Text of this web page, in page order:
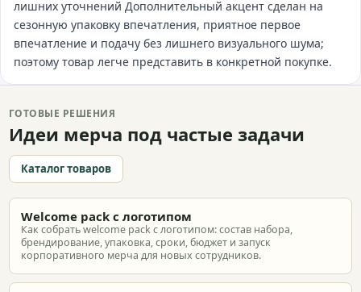
лишних уточнений Дополнительный акцент сделан на
сезонную упаковку впечатления, приятное первое
впечатление и подачу без лишнего визуального шума;
поэтому товар легче представить в конкретной покупке.
ГОТОВЫЕ РЕШЕНИЯ
Идеи мерча под частые задачи
Каталог товаров
Welcome pack с логотипом
Как собрать welcome pack с логотипом: состав набора,
брендирование, упаковка, сроки, бюджет и запуск
корпоративного мерча для новых сотрудников.